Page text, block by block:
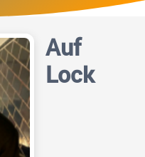
Auf
Lock